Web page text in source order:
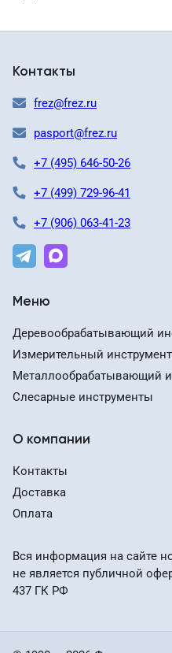
Контакты
frez@frez.ru
pasport@frez.ru
+7 (495) 646-50-26
+7 (499) 729-96-41
+7 (906) 063-41-23
Меню
Деревообрабатывающий
Измерительный инструмент
Металлообрабатывающий
Слесарные инструменты
О компании
Контакты
Доставка
Оплата
Вся информация на сайте
не является публичной
437 ГК РФ